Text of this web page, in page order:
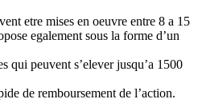
etre mises en oeuvre entre 8 a 15
egalement sous la forme d’un
qui peuvent s’elever jusqu’a 1500
de remboursement de l’action.